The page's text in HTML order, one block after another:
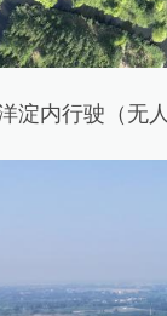
内行驶（无